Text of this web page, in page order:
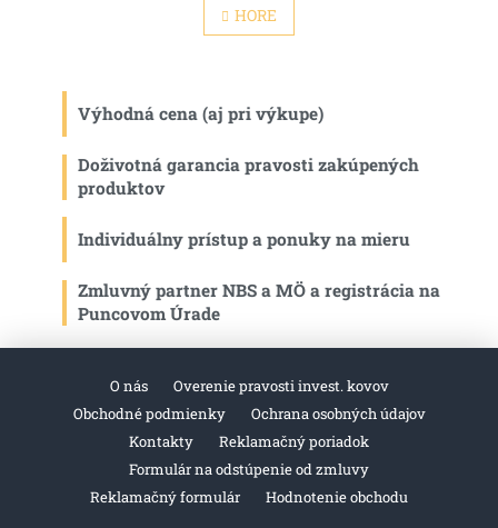
l
á
c
i
p
y
ý
s
n
k
n
HORE
Výhodná cena (aj pri výkupe)
Doživotná garancia pravosti zakúpených
produktov
Individuálny prístup a ponuky na mieru
Zmluvný partner NBS a MÖ a registrácia na
Puncovom Úrade
O nás
Overenie pravosti invest. kovov
Obchodné podmienky
Ochrana osobných údajov
Kontakty
Reklamačný poriadok
Formulár na odstúpenie od zmluvy
Reklamačný formulár
Hodnotenie obchodu